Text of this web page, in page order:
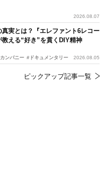
2026.08.07
実とは？『エレファント6レコー
える“好き”を貫くDIY精神
ンパニー #ドキュメンタリー 2026.08.05
ピックアップ記事一覧